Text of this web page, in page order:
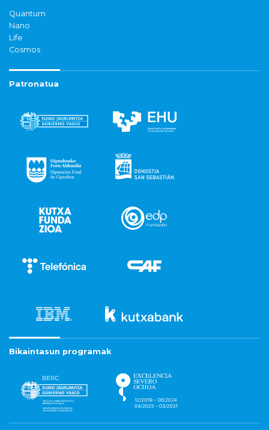
Quantum
Nano
Life
Cosmos
Patronatua
Bikaintasun programak